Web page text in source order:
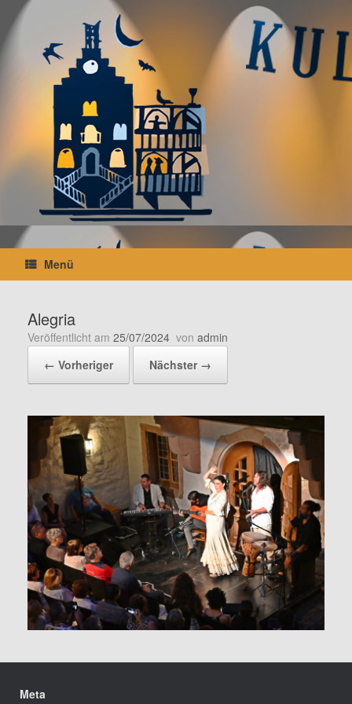
Inhalt
springen
Menü
Alegria
Veröffentlicht am 25/07/2024 von admin
← Vorheriger
Nächster →
Meta